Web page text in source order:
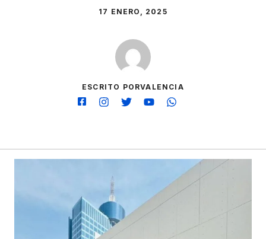
17 ENERO, 2025
ESCRITO PORVALENCIA